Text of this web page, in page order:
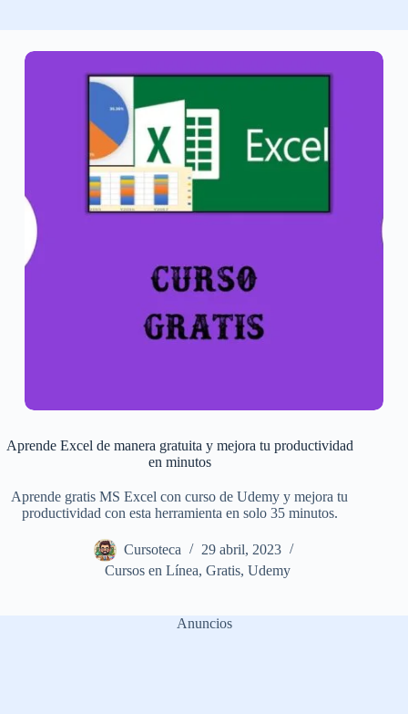
Aprende Excel de manera gratuita y mejora tu productividad
en minutos
Aprende gratis MS Excel con curso de Udemy y mejora tu
productividad con esta herramienta en solo 35 minutos.
Cursoteca
29 abril, 2023
Cursos en Línea,Gratis,Udemy
Anuncios